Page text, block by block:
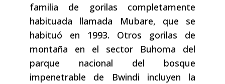
familia de gorilas completamente
habituada llamada Mubare, que se
habituó en 1993. Otros gorilas de
montaña en el sector Buhoma del
parque nacional del bosque
impenetrable de Bwindi incluyen la